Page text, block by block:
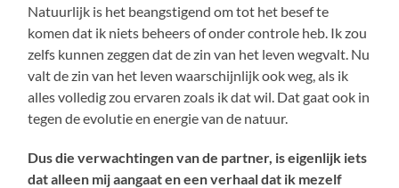
Natuurlijk is het beangstigend om tot het besef te
komen dat ik niets beheers of onder controle heb. Ik zou
zelfs kunnen zeggen dat de zin van het leven wegvalt. Nu
valt de zin van het leven waarschijnlijk ook weg, als ik
alles volledig zou ervaren zoals ik dat wil. Dat gaat ook in
tegen de evolutie en energie van de natuur.
Dus die verwachtingen van de partner, is eigenlijk iets
dat alleen mij aangaat en een verhaal dat ik mezelf